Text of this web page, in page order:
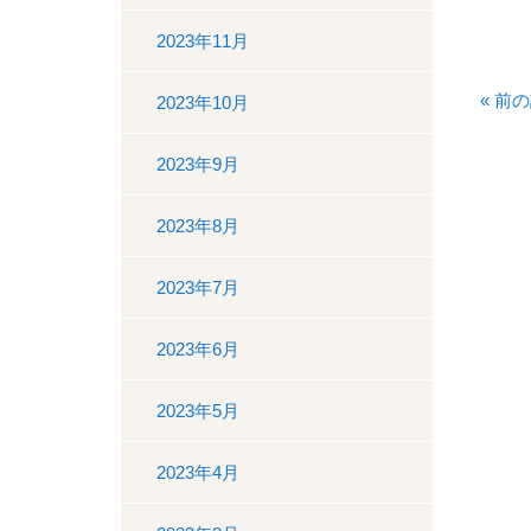
«前の
2023年11月
2023年10月
2023年9月
2023年8月
2023年7月
2023年6月
2023年5月
2023年4月